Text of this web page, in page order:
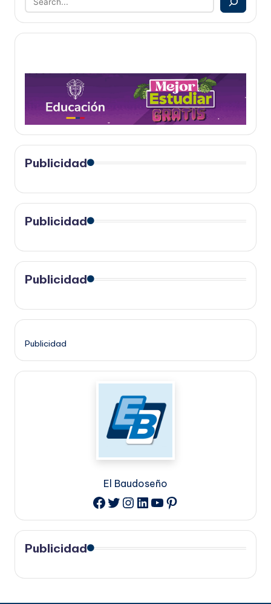
Publicidad
Publicidad
Publicidad
Publicidad
El Baudoseño
Facebook
Twitter
Instagram
LinkedIn
YouTube
Pinterest
Publicidad